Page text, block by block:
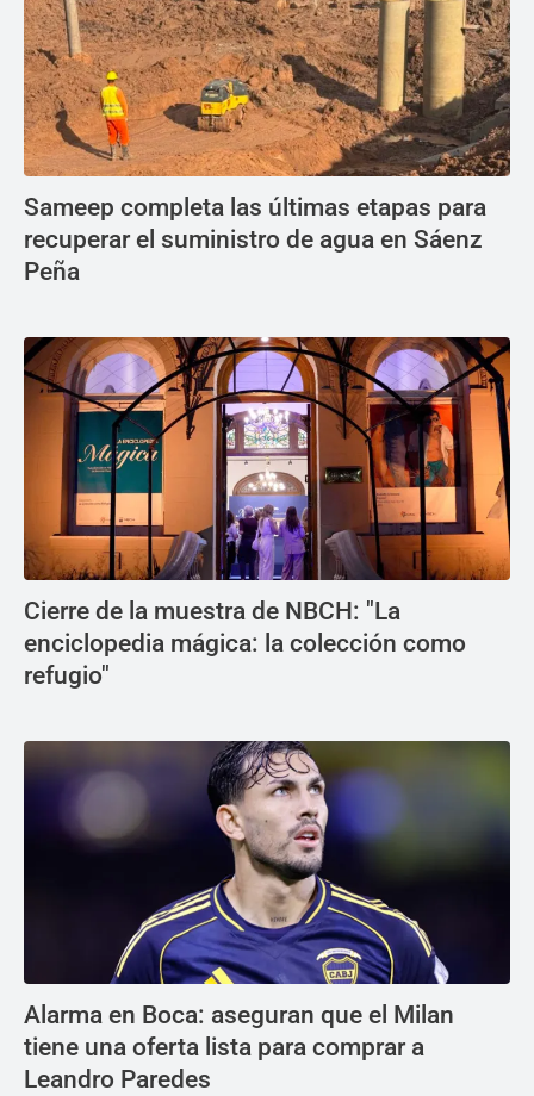
Sameep completa las últimas etapas para
recuperar el suministro de agua en Sáenz
Peña
Cierre de la muestra de NBCH: "La
enciclopedia mágica: la colección como
refugio"
Alarma en Boca: aseguran que el Milan
tiene una oferta lista para comprar a
Leandro Paredes